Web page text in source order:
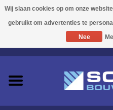
Acties!
Nee